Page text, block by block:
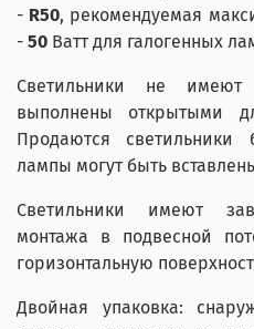
- R50, рекомендуемая
- 50 Ватт для галогенных
Светильники не
выполнены открытыми
Продаются
лампы могут быть
Светильники имеют
монтажа в подвесной
горизонтальную
Двойная упаковка: